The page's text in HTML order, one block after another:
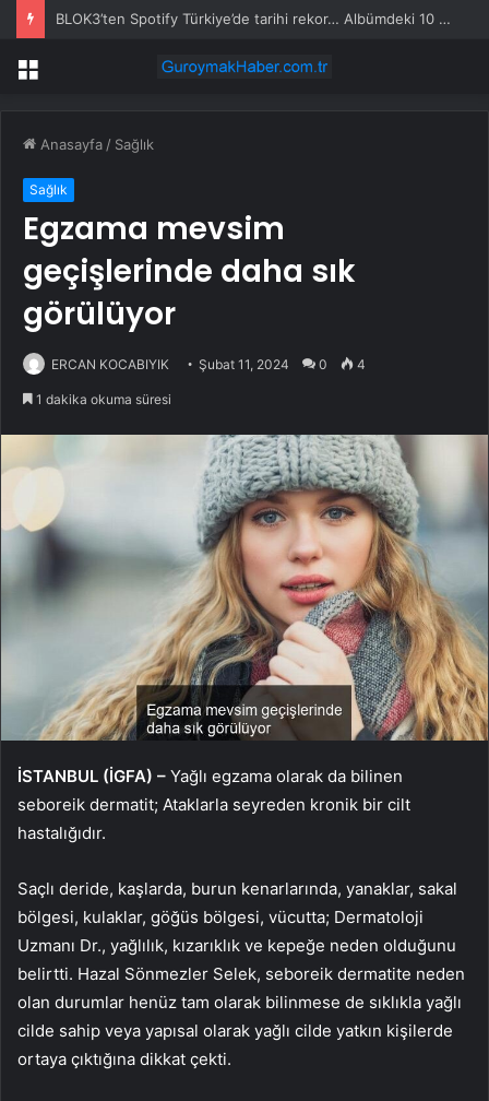
BLOK3’ten Spotify Türkiye’de tarihi rekor… Albümdeki 10 şarkının tamamı Top 50’ye girdi
Menü
Anasayfa / Sağlık
Sağlık
Egzama mevsim
geçişlerinde daha sık
görülüyor
ERCAN KOCABIYIK Şubat 11, 2024 0 4
1 dakika okuma süresi
İSTANBUL (İGFA) – Yağlı egzama olarak da bilinen
seboreik dermatit; Ataklarla seyreden kronik bir cilt
hastalığıdır.
Saçlı deride, kaşlarda, burun kenarlarında, yanaklar, sakal
bölgesi, kulaklar, göğüs bölgesi, vücutta; Dermatoloji
Uzmanı Dr., yağlılık, kızarıklık ve kepeğe neden olduğunu
belirtti. Hazal Sönmezler Selek, seboreik dermatite neden
olan durumlar henüz tam olarak bilinmese de sıklıkla yağlı
cilde sahip veya yapısal olarak yağlı cilde yatkın kişilerde
ortaya çıktığına dikkat çekti.